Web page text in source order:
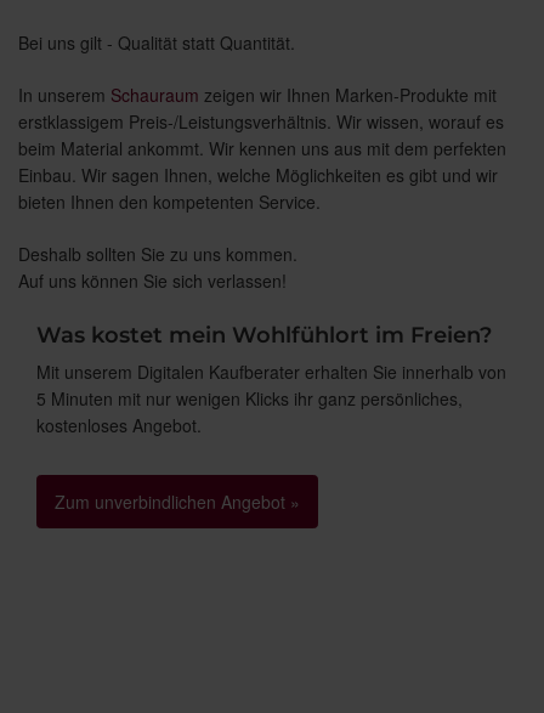
Bei uns gilt - Qualität statt Quantität.
In unserem Schauraum zeigen wir Ihnen Marken-Produkte mit
erstklassigem Preis-/Leistungsverhältnis. Wir wissen, worauf es
beim Material ankommt. Wir kennen uns aus mit dem perfekten
Einbau. Wir sagen Ihnen, welche Möglichkeiten es gibt und wir
bieten Ihnen den kompetenten Service.
Deshalb sollten Sie zu uns kommen.
Auf uns können Sie sich verlassen!
Was kostet mein Wohlfühlort im Freien?
Mit unserem Digitalen Kaufberater erhalten Sie innerhalb von
5 Minuten mit nur wenigen Klicks ihr ganz persönliches,
kostenloses Angebot.
Zum unverbindlichen Angebot »